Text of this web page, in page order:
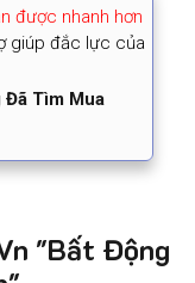
được nhanh hơn
giúp đắc lực của
Đã Tìm Mua
"Bất Động